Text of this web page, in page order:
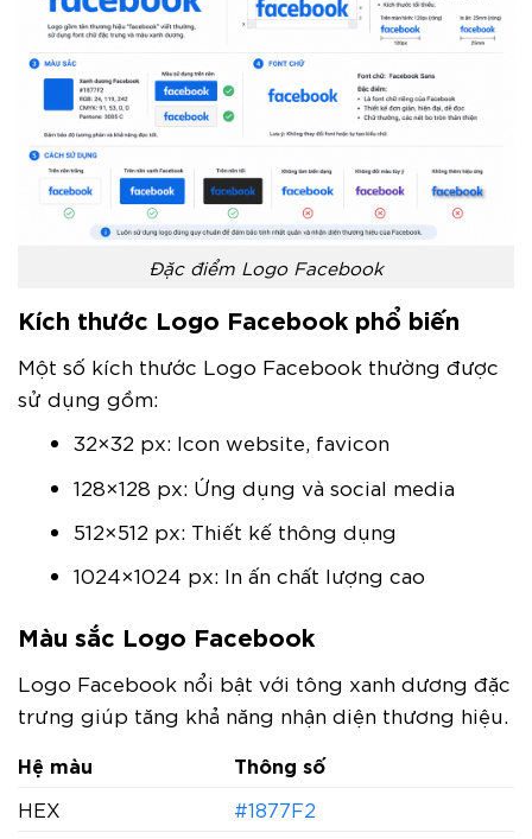
Đặc điểm Logo Facebook
Kích thước Logo Facebook phổ biến
Một số kích thước Logo Facebook thường được
sử dụng gồm:
32×32 px: Icon website, favicon
128×128 px: Ứng dụng và social media
512×512 px: Thiết kế thông dụng
1024×1024 px: In ấn chất lượng cao
Màu sắc Logo Facebook
Logo Facebook nổi bật với tông xanh dương đặc
trưng giúp tăng khả năng nhận diện thương hiệu.
Hệ màu
Thông số
HEX
#1877F2